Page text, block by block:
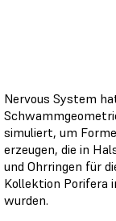
Nervous System
simuliert, um
erzeugen, die in
und Ohrringen für
Kollektion Porifera
wurden.